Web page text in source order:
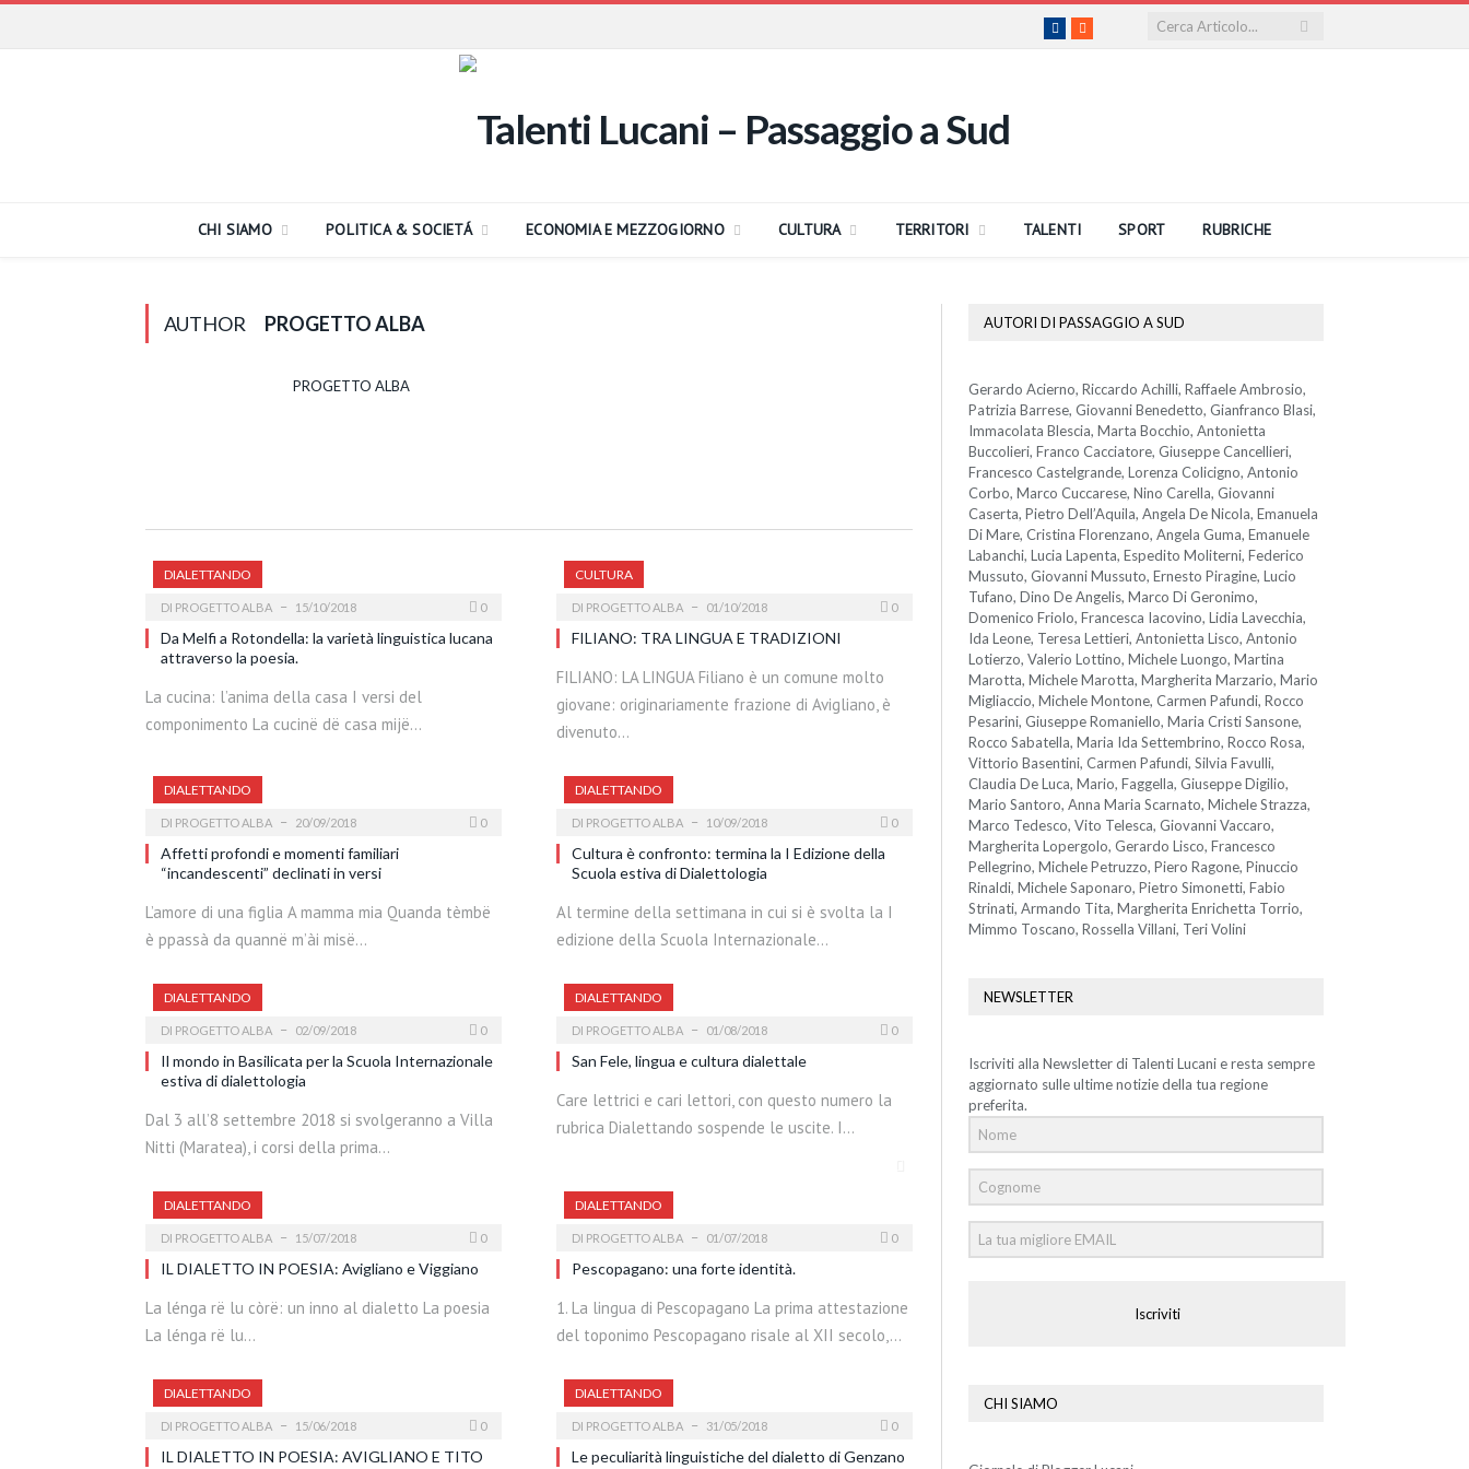
Facebook
RSS
CHI SIAMO POLITICA & SOCIETÁ ECONOMIA E MEZZOGIORNO CULTURA TERRITORI TALENTI SPORT RUBRICHE
AUTHOR PROGETTO ALBA
PROGETTO ALBA
DIALETTANDO
DI PROGETTO ALBA 15/10/2018 0
Da Melfi a Rotondella: la varietà linguistica lucana
attraverso la poesia.
La cucina: l’anima della casa I versi del
componimento La cucinë dë casa mijë…
CULTURA
DI PROGETTO ALBA 01/10/2018 0
FILIANO: TRA LINGUA E TRADIZIONI
FILIANO: LA LINGUA Filiano è un comune molto
giovane: originariamente frazione di Avigliano, è
divenuto…
DIALETTANDO
DI PROGETTO ALBA 20/09/2018 0
Affetti profondi e momenti familiari
“incandescenti” declinati in versi
L’amore di una figlia A mamma mia Quanda tèmbë
è ppassà da quannë m’ài misë…
DIALETTANDO
DI PROGETTO ALBA 10/09/2018 0
Cultura è confronto: termina la I Edizione della
Scuola estiva di Dialettologia
Al termine della settimana in cui si è svolta la I
edizione della Scuola Internazionale…
DIALETTANDO
DI PROGETTO ALBA 02/09/2018 0
Il mondo in Basilicata per la Scuola Internazionale
estiva di dialettologia
Dal 3 all’8 settembre 2018 si svolgeranno a Villa
Nitti (Maratea), i corsi della prima…
DIALETTANDO
DI PROGETTO ALBA 01/08/2018 0
San Fele, lingua e cultura dialettale
Care lettrici e cari lettori, con questo numero la
rubrica Dialettando sospende le uscite. I…
DIALETTANDO
DI PROGETTO ALBA 15/07/2018 0
IL DIALETTO IN POESIA: Avigliano e Viggiano
La lénga rë lu còrë: un inno al dialetto La poesia
La lénga rë lu…
DIALETTANDO
DI PROGETTO ALBA 01/07/2018 0
Pescopagano: una forte identità.
1. La lingua di Pescopagano La prima attestazione
del toponimo Pescopagano risale al XII secolo,…
DIALETTANDO
DI PROGETTO ALBA 15/06/2018 0
IL DIALETTO IN POESIA: AVIGLIANO E TITO
DIALETTANDO
DI PROGETTO ALBA 31/05/2018 0
Le peculiarità linguistiche del dialetto di Genzano
AUTORI DI PASSAGGIO A SUD
Gerardo Acierno, Riccardo Achilli, Raffaele Ambrosio,
Patrizia Barrese, Giovanni Benedetto, Gianfranco Blasi,
Immacolata Blescia, Marta Bocchio, Antonietta
Buccolieri, Franco Cacciatore, Giuseppe Cancellieri,
Francesco Castelgrande, Lorenza Colicigno, Antonio
Corbo, Marco Cuccarese, Nino Carella, Giovanni
Caserta, Pietro Dell’Aquila, Angela De Nicola, Emanuela
Di Mare, Cristina Florenzano, Angela Guma, Emanuele
Labanchi, Lucia Lapenta, Espedito Moliterni, Federico
Mussuto, Giovanni Mussuto, Ernesto Piragine, Lucio
Tufano, Dino De Angelis, Marco Di Geronimo,
Domenico Friolo, Francesca Iacovino, Lidia Lavecchia,
Ida Leone, Teresa Lettieri, Antonietta Lisco, Antonio
Lotierzo, Valerio Lottino, Michele Luongo, Martina
Marotta, Michele Marotta, Margherita Marzario, Mario
Migliaccio, Michele Montone, Carmen Pafundi, Rocco
Pesarini, Giuseppe Romaniello, Maria Cristi Sansone,
Rocco Sabatella, Maria Ida Settembrino, Rocco Rosa,
Vittorio Basentini, Carmen Pafundi, Silvia Favulli,
Claudia De Luca, Mario, Faggella, Giuseppe Digilio,
Mario Santoro, Anna Maria Scarnato, Michele Strazza,
Marco Tedesco, Vito Telesca, Giovanni Vaccaro,
Margherita Lopergolo, Gerardo Lisco, Francesco
Pellegrino, Michele Petruzzo, Piero Ragone, Pinuccio
Rinaldi, Michele Saponaro, Pietro Simonetti, Fabio
Strinati, Armando Tita, Margherita Enrichetta Torrio,
Mimmo Toscano, Rossella Villani, Teri Volini
NEWSLETTER
Iscriviti alla Newsletter di Talenti Lucani e resta sempre
aggiornato sulle ultime notizie della tua regione
preferita.
Iscriviti
CHI SIAMO